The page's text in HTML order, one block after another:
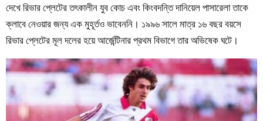
দেখে রিভার প্লেটের তৎকালীন যুব কোচ এবং কিংবদন্তি দানিয়েল পাসারেলা তাকে
ক্লাবে নেওয়ার জন্য এক মুহূর্তও ভাবেননি। ১৯৯৬ সালে মাত্র ১৬ বছর বয়সে
রিভার প্লেটের মূল দলের হয়ে আর্জেন্টিনার প্রথম বিভাগে তার অভিষেক ঘটে।